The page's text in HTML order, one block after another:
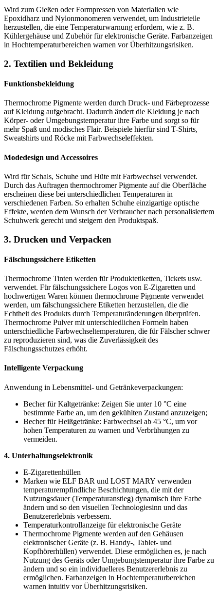
Wird zum Gießen oder Formpressen von Materialien wie
Epoxidharz und Nylonmonomeren verwendet, um Industrieteile
herzustellen, die eine Temperaturwarnung erfordern, wie z. B.
Kühlergehäuse und Zubehör für elektronische Geräte. Farbanzeigen
in Hochtemperaturbereichen warnen vor Überhitzungsrisiken.
2. Textilien und Bekleidung
Funktionsbekleidung
Thermochrome Pigmente werden durch Druck- und Färbeprozesse
auf Kleidung aufgebracht. Dadurch ändert die Kleidung je nach
Körper- oder Umgebungstemperatur ihre Farbe und sorgt so für
mehr Spaß und modisches Flair. Beispiele hierfür sind T-Shirts,
Sweatshirts und Röcke mit Farbwechseleffekten.
Modedesign und Accessoires
Wird für Schals, Schuhe und Hüte mit Farbwechsel verwendet.
Durch das Auftragen thermochromer Pigmente auf die Oberfläche
erscheinen diese bei unterschiedlichen Temperaturen in
verschiedenen Farben. So erhalten Schuhe einzigartige optische
Effekte, werden dem Wunsch der Verbraucher nach personalisiertem
Schuhwerk gerecht und steigern den Produktspaß.
3. Drucken und Verpacken
Fälschungssichere Etiketten
Thermochrome Tinten werden für Produktetiketten, Tickets usw.
verwendet. Für fälschungssichere Logos von E-Zigaretten und
hochwertigen Waren können thermochrome Pigmente verwendet
werden, um fälschungssichere Etiketten herzustellen, die die
Echtheit des Produkts durch Temperaturänderungen überprüfen.
Thermochrome Pulver mit unterschiedlichen Formeln haben
unterschiedliche Farbwechseltemperaturen, die für Fälscher schwer
zu reproduzieren sind, was die Zuverlässigkeit des
Fälschungsschutzes erhöht.
Intelligente Verpackung
Anwendung in Lebensmittel- und Getränkeverpackungen:
Becher für Kaltgetränke: Zeigen Sie unter 10 °C eine
bestimmte Farbe an, um den gekühlten Zustand anzuzeigen;
Becher für Heißgetränke: Farbwechsel ab 45 °C, um vor
hohen Temperaturen zu warnen und Verbrühungen zu
vermeiden.
4. Unterhaltungselektronik
E-Zigarettenhüllen
Marken wie ELF BAR und LOST MARY verwenden
temperaturempfindliche Beschichtungen, die mit der
Nutzungsdauer (Temperaturanstieg) dynamisch ihre Farbe
ändern und so den visuellen Technologiesinn und das
Benutzererlebnis verbessern.
Temperaturkontrollanzeige für elektronische Geräte
Thermochrome Pigmente werden auf den Gehäusen
elektronischer Geräte (z. B. Handy-, Tablet- und
Kopfhörerhüllen) verwendet. Diese ermöglichen es, je nach
Nutzung des Geräts oder Umgebungstemperatur ihre Farbe zu
ändern und so ein individuelleres Benutzererlebnis zu
ermöglichen. Farbanzeigen in Hochtemperaturbereichen
warnen intuitiv vor Überhitzungsrisiken.